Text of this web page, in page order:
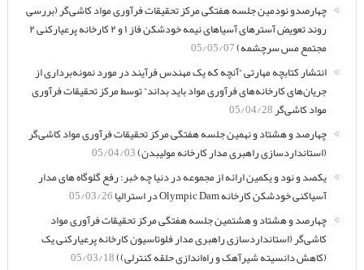
چهارصدو نودمین جلسه هفتگی مرکز تحقیقات فرآوری مواد کاشی‌گر (بررسی
روند تعویض آسترهای آسیاهای نیمه خودشکن فاز ۱ و ۲ کارخانه پرعیارکنی ۲
مجتمع مس سرچشمه)05/05/07
انتشار کتابچه مهارتی “آنچه که یک مهندس فرآیند در مورد نمونه‌برداری از
جریان‌های کارخانه‌های فرآوری مواد باید بداند” توسط مرکز تحقیقات فرآوری
مواد کاشی‌گر05/04/28
چهارصد و هشتاد و نهمین جلسه هفتگی مرکز تحقیقات فرآوری مواد کاشی‌گر
(استانداردسازی راهبری مدار کارخانه مولیبدن)05/04/03
یکصد و نود و یکمین ارائه از مجموعه در دنیا چه خبر: رفع گلوگاه های مدار
آسیاکنی خودشکن کارخانه Olympic Dam در استرالیا
05/03/26
چهارصد و هشتاد و هشتمین جلسه هفتگی مرکز تحقیقات فرآوری مواد
کاشی‌گر (استانداردسازی راهبری مدار فلوتاسیون کارخانه پرعیارکنی یک
(کاهش دانسیته شیرآهک و راه‌اندازی حلقه کنترلی))05/03/18